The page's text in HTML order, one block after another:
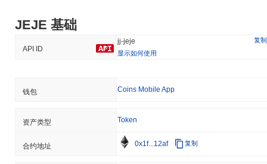
JEJE 基础
API ID
jj-jeje
复制
显示如何使用
钱包 Coins Mobile App
资产类型 Token
合约地址 0x1f...12af 复制